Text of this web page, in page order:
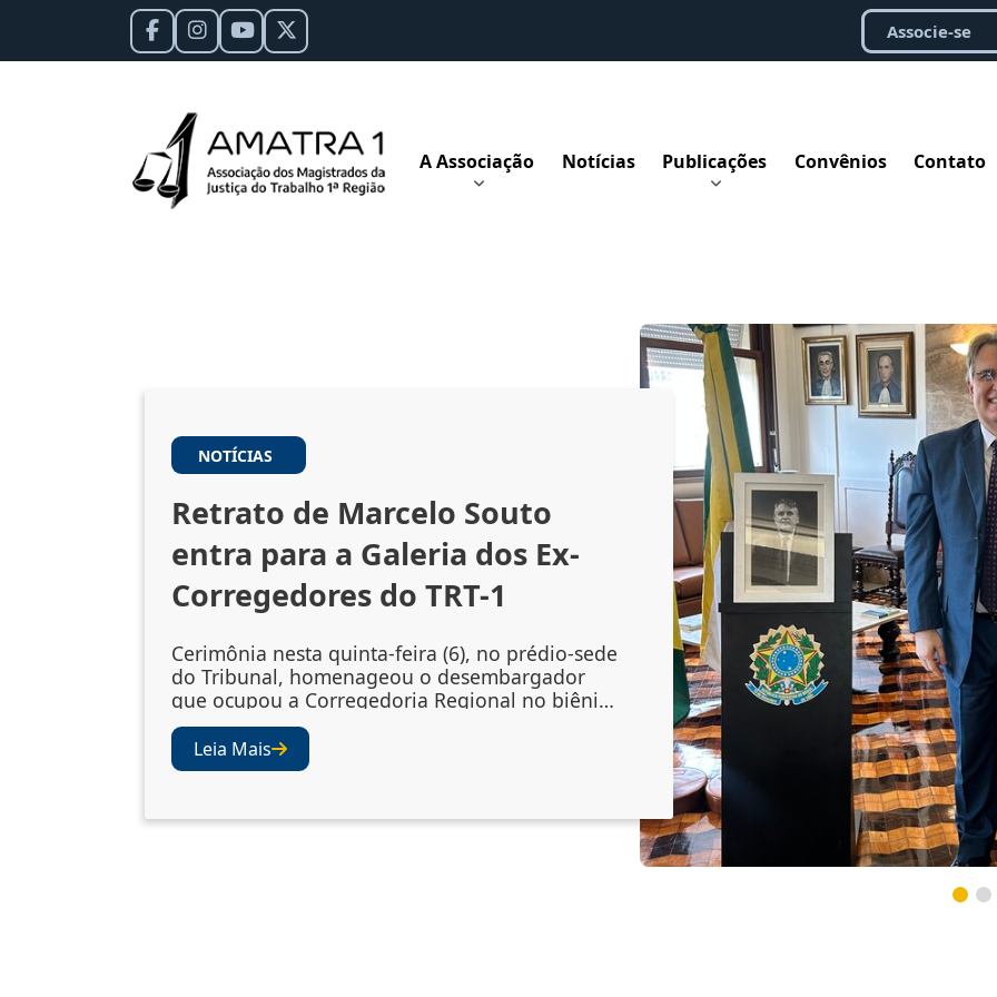
Associe-se
A Associação Notícias Publicações Convênios Contato
NOTÍCIAS
Retrato de Marcelo Souto
entra para a Galeria dos Ex-
Corregedores do TRT-1
Cerimônia nesta quinta-feira (6), no prédio-sede
do Tribunal, homenageou o desembargador
que ocupou a Corregedoria Regional no biênio
2023/2025 A cerimônia de descerramento do
retrato do desembargador Marcelo Augusto
Souto de Oliveira, corregedor regional no
(6), no Salão Nobre do TRT-1. A solenidade
Leia Mais